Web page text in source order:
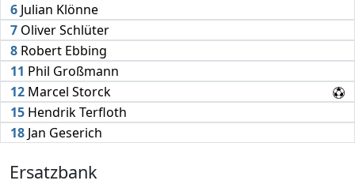
6 Julian Klönne
7 Oliver Schlüter
8 Robert Ebbing
11 Phil Großmann
12 Marcel Storck
15 Hendrik Terfloth
18 Jan Geserich
Ersatzbank